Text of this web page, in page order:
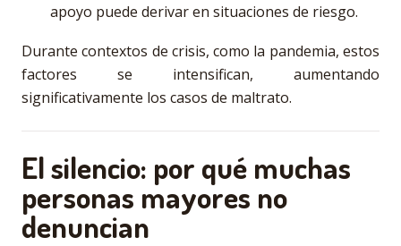
apoyo puede derivar en situaciones de riesgo.
Durante contextos de crisis, como la pandemia, estos
factores se intensifican, aumentando
significativamente los casos de maltrato.
El silencio: por qué muchas
personas mayores no
denuncian